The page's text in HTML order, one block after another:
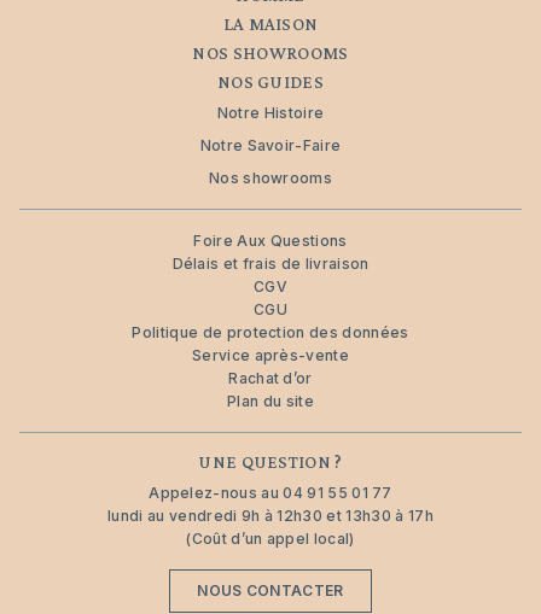
LA MAISON
NOS SHOWROOMS
NOS GUIDES
Notre Histoire
Notre Savoir-Faire
Nos showrooms
Foire Aux Questions
Délais et frais de livraison
CGV
CGU
Politique de protection des données
Service après-vente
Rachat d’or
Plan du site
UNE QUESTION ?
Appelez-nous au04 91 55 01 77
lundi au vendredi 9h à 12h30 et 13h30 à 17h
(Coût d’un appel local)
NOUS CONTACTER